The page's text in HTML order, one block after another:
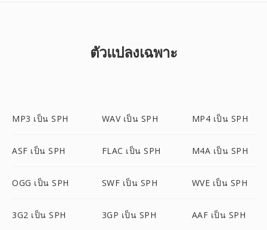
ตัวแปลงเฉพาะ
MP3 เป็น SPH WAV เป็น SPH MP4 เป็น SPH
ASF เป็น SPH FLAC เป็น SPH M4A เป็น SPH
OGG เป็น SPH SWF เป็น SPH WVE เป็น SPH
3G2 เป็น SPH 3GP เป็น SPH AAF เป็น SPH